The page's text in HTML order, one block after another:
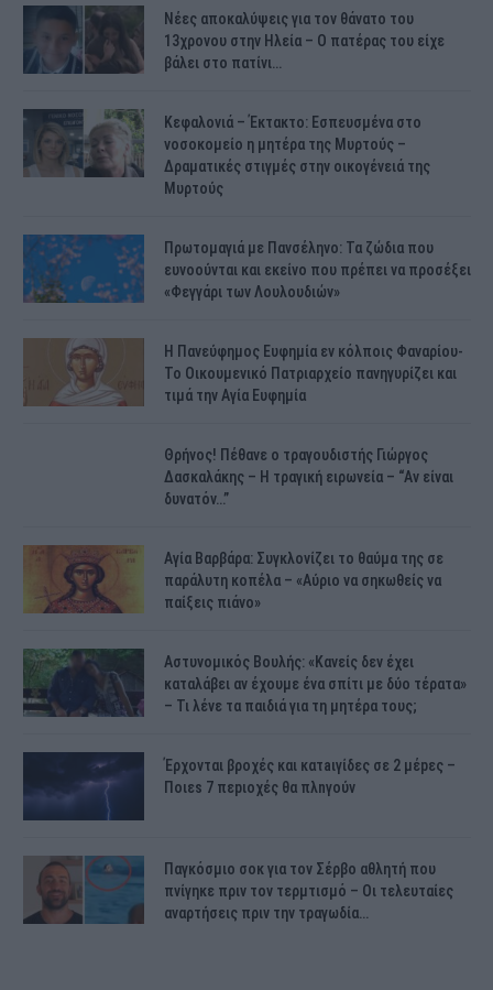
Νέες αποκαλύψεις για τον θάνατο του
13χρονου στην Ηλεία – Ο πατέρας του είχε
βάλει στο πατίνι…
Κεφαλονιά – Έκτακτο: Εσπευσμένα στο
νοσοκομείο η μητέρα της Μυρτούς –
Δραματικές στιγμές στην οικογένειά της
Μυρτούς
Πρωτομαγιά με Πανσέληνο: Τα ζώδια που
ευνοούνται και εκείνο που πρέπει να προσέξει
«Φεγγάρι των Λουλουδιών»
H Πανεύφημος Ευφημία εν κόλποις Φαναρίου-
Το Οικουμενικό Πατριαρχείο πανηγυρίζει και
τιμά την Αγία Ευφημία
Θρήνος! Πέθανε ο τραγουδιστής Γιώργος
Δασκαλάκης – Η τραγική ειρωνεία – “Αν είναι
δυνατόν…”
Αγία Βαρβάρα: Συγκλονίζει το θαύμα της σε
παράλυτη κοπέλα – «Αύριο να σηκωθείς να
παίξεις πιάνο»
Αστυνομικός Bουλής: «Κανείς δεν έχει
καταλάβει αν έχουμε ένα σπίτι με δύο τέρατα»
– Τι λένε τα παιδιά για τη μητέρα τους;
Έρχονται βροχές και κατaιγίδες σε 2 μέpες –
Ποιεs 7 πεpιοχές θα πλnγούν
Παγκόσμιο σοκ για τον Σέρβο αθλητή που
πνίγηκε πριν τον τερμτισμό – Οι τελευταίες
αναρτήσεις πριν την τραγωδία…